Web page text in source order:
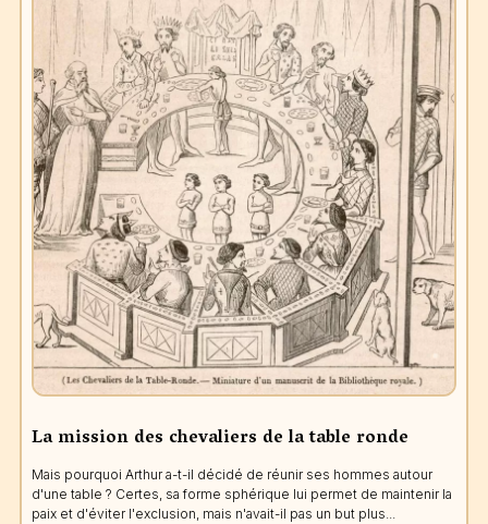
La mission des chevaliers de la table ronde
Mais pourquoi Arthur a-t-il décidé de réunir ses hommes autour
d'une table ? Certes, sa forme sphérique lui permet de maintenir la
paix et d'éviter l'exclusion, mais n'avait-il pas un but plus...